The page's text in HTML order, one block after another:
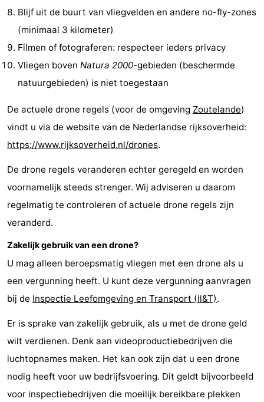
Fietsen
-
Wandelen
Golfbanen
-
paravliegen
drinken
Evenementen
Ringrijden
Actief
Praktisch
Forum
-
Parkeren
Reisboekenwinkel
Nieuws
Blijf uit de buurt van vliegvelden en andere no-fly-zones
(minimaal 3 kilometer)
Filmen of fotograferen: respecteer ieders privacy
Vliegen boven Natura 2000-gebieden (beschermde
natuurgebieden) is niet toegestaan
De actuele drone regels (voor de omgeving Zoutelande)
vindt u via de website van de Nederlandse rijksoverheid:
https://www.rijksoverheid.nl/drones.
De drone regels veranderen echter geregeld en worden
voornamelijk steeds strenger. Wij adviseren u daarom
regelmatig te controleren of actuele drone regels zijn
veranderd.
Zakelijk gebruik van een drone?
U mag alleen beroepsmatig vliegen met een drone als u
een vergunning heeft. U kunt deze vergunning aanvragen
bij de Inspectie Leefomgeving en Transport (Il&T).
Er is sprake van zakelijk gebruik, als u met de drone geld
wilt verdienen. Denk aan videoproductiebedrijven die
luchtopnames maken. Het kan ook zijn dat u een drone
nodig heeft voor uw bedrijfsvoering. Dit geldt bijvoorbeeld
voor inspectiebedrijven die moeilijk bereikbare plekken